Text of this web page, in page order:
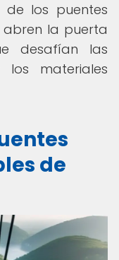
de los puentes
abren la puerta
desafían las
los materiales
de